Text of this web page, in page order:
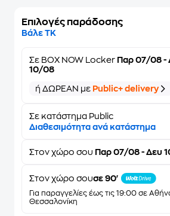
Επιλογές παράδοσης
Βάλε ΤΚ
Σε BOX NOW Locker Παρ 07/08 -
10/08
ή ΔΩΡΕΑΝ με Public+ delivery
Σε κατάστημα Public
Διαθεσιμότητα ανά κατάστημα
Στον χώρο σου Παρ 07/08 - Δευ
Στον χώρο σουσε 90'
Για παραγγελίες έως τις 19:00 σε
Θεσσαλονίκη